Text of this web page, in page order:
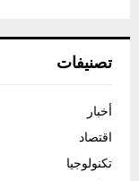
تصنيفات
أخبار
اقتصاد
تكنولوجيا